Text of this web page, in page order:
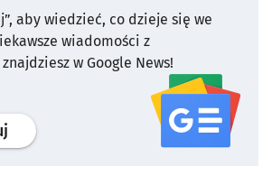
aby wiedzieć, co dzieje się we
wiadomości z
w Google News!
profil serwisu